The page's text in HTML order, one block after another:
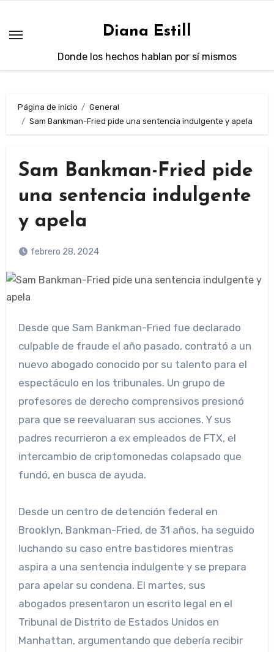
contenido
Diana Estill
Donde los hechos hablan por sí mismos
Página de inicio
General
Sam Bankman-Fried pide una sentencia indulgente y apela
Sam Bankman-Fried pide
una sentencia indulgente
y apela
febrero 28, 2024
Desde que Sam Bankman-Fried fue declarado
culpable de fraude el año pasado, contrató a un
nuevo abogado conocido por su talento para el
espectáculo en los tribunales. Un grupo de
profesores de derecho comprensivos presionó
para que se reevaluaran sus acciones. Y sus
padres recurrieron a ex empleados de FTX, el
intercambio de criptomonedas colapsado que
fundó, en busca de ayuda.
Desde un centro de detención federal en
Brooklyn, Bankman-Fried, de 31 años, ha seguido
luchando su caso entre bastidores mientras
aspira a una sentencia indulgente y se prepara
para apelar su condena. El martes, sus
abogados presentaron un escrito legal en el
Tribunal de Distrito de Estados Unidos en
Manhattan, argumentando que debería recibir